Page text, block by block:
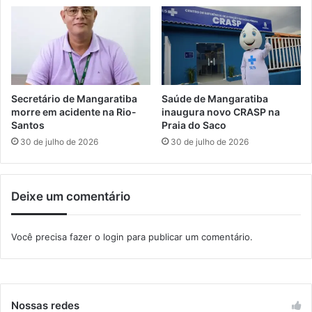
e
I
t
a
,
a
a
r
Secretário de Mangaratiba
morre em acidente na Rio-
Santos
30 de julho de 2026
Saúde de Mangaratiba
inaugura novo CRASP na
Praia do Saco
30 de julho de 2026
Deixe um comentário
Você precisa fazer o login para publicar um comentário.
Nossas redes